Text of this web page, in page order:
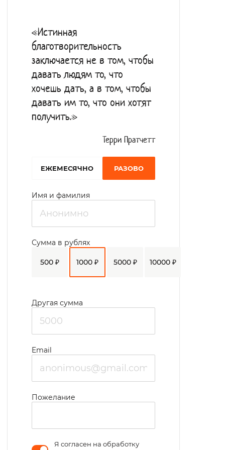
номерах художественной
самодеятельности, викторинах, кружках по
интересам.
«Истинная
благотворительность
заключается не в том, чтобы
давать людям то, что
хочешь дать, а в том, чтобы
давать им то, что они хотят
получить.»
Терри Пратчетт
EЖЕМЕСЯЧНО РАЗОВО
Имя и фамилия
500 ₽ 1000 ₽ 5000 ₽ 10000 ₽
Сумма в рублях
Другая сумма
Email
Пожелание
Я согласен на обработку